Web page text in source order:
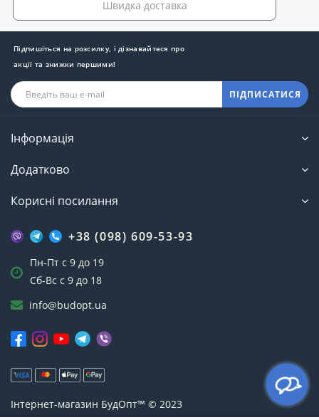
Швидка доставка
Підпишіться на розсилку, і дізнавайтеся про
акції та знижки першими!
ПІДПИСАТИСЯ
Інформація
Додатково
Корисні посилання
+38 (098) 609-53-93
Пн-Пт с 9 до 19
Сб-Вс с 9 до 18
info@budopt.ua
Інтернет-магазин БудОпт™ © 2023